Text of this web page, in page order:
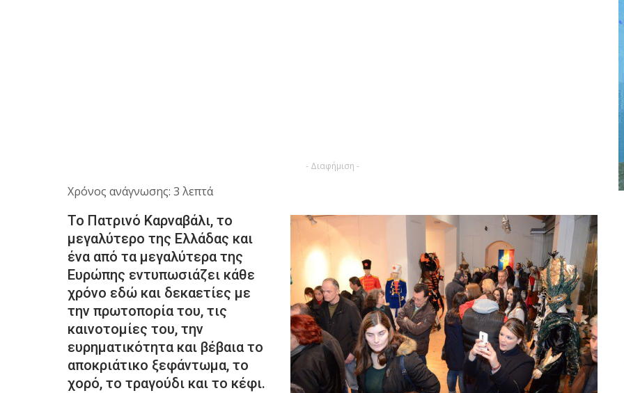
- Διαφήμιση -
Χρόνος ανάγνωσης: 3 λεπτά
Το Πατρινό Καρναβάλι, το
μεγαλύτερο της Ελλάδας και
ένα από τα μεγαλύτερα της
Ευρώπης εντυπωσιάζει κάθε
χρόνο εδώ και δεκαετίες με
την πρωτοπορία του, τις
καινοτομίες του, την
ευρηματικότητα και βέβαια το
αποκριάτικο ξεφάντωμα, το
χορό, το τραγούδι και το κέφι.